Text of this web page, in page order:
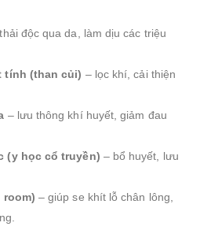
độc qua da, làm dịu các triệu
tính (than củi) – lọc khí, cải thiện
– lưu thông khí huyết, giảm đau
(y học cổ truyền) – bổ huyết, lưu
room) – giúp se khít lỗ chân lông,